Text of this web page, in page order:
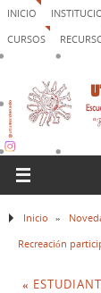
INICIO
CURSOS
Inicio »
Recreación
«